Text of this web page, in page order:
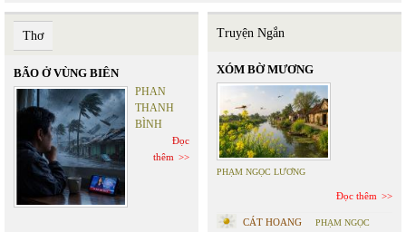
Thơ
BÃO Ở VÙNG BIÊN
PHAN
THANH
BÌNH
Đọc
thêm
Truyện Ngắn
XÓM BỜ MƯƠNG
PHẠM NGỌC LƯƠNG
Đọc thêm
CÁT HOANG
PHẠM NGỌC